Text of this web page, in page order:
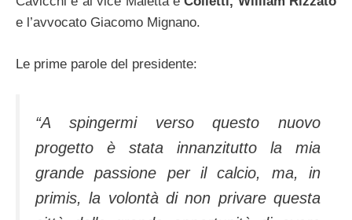
e l’avvocato Giacomo Mignano.
Le prime parole del presidente:
“A spingermi verso questo nuovo
progetto è stata innanzitutto la mia
grande passione per il calcio, ma, in
primis, la volontà di non privare questa